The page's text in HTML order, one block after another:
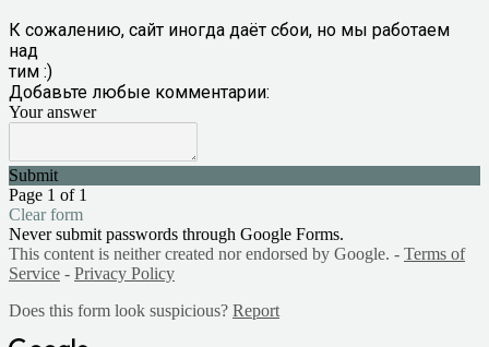
К сожалению, сайт иногда даёт сбои, но мы работаем
над
тим :)
Добавьте любые комментарии:
Your answer
Submit
Page 1 of 1
Clear form
Never submit passwords through Google Forms.
This content is neither created nor endorsed by Google. - Terms of
Service - Privacy Policy
Does this form look suspicious? Report